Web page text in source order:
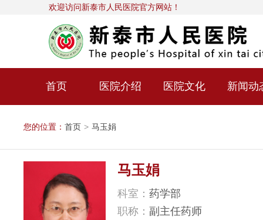
欢迎访问新泰市人民医院官方网站！
首页 医院介绍 医院文化 新闻动
您的位置： 首页 > 马玉娟
马玉娟
科室： 药学部
职称： 副主任药师